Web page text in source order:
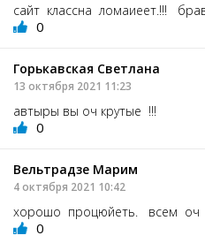
сайт классна ломаиеет.!!!
0
Горькавская Светлана
13 октября 2021 11:23
автыры вы оч крутые !!!
0
Вельтрадзе Марим
4 октября 2021 10:42
хорошо процюйеть. всем оч
0